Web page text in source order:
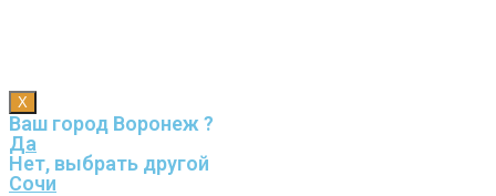
X
Ваш город Воронеж ?
Да
Нет, выбрать другой
Сочи